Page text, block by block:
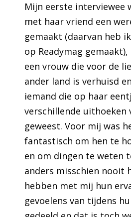
Mijn eerste interviewee
met haar vriend een
gemaakt (daarvan heb
op Readymag
een vrouw die voor de
ander land is verhuisd
iemand die op haar
verschillende uithoeken
geweest. Voor mij was
fantastisch om hen te
en om dingen te weten
anders misschien nooit
hebben met mij hun
gevoelens van tijdens